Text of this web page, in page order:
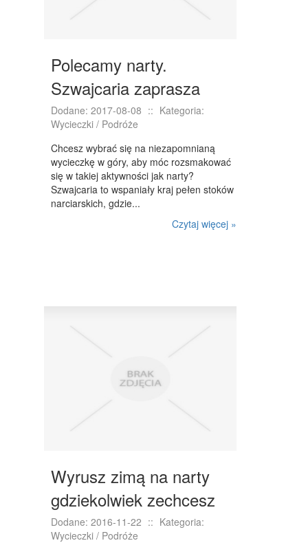
CHEMIA
ART. SPOŻYWCZE
MATERIAŁY EKSPLOATACYJNE
INNE SKLEPY
SPRZĘT
MASZYNY
NARZĘDZIA
USŁUGI MOTORYZACYJNE
MATERIAŁY REKLAMOWE
INNE AGENCJE
Polecamy narty.
Szwajcaria zaprasza
Dodane: 2017-08-08 :: Kategoria:
Wycieczki / Podróże
Chcesz wybrać się na niezapomnianą
wycieczkę w góry, aby móc rozsmakować
się w takiej aktywności jak narty?
Szwajcaria to wspaniały kraj pełen stoków
narciarskich, gdzie...
Czytaj więcej »
Wyrusz zimą na narty
gdziekolwiek zechcesz
Dodane: 2016-11-22 :: Kategoria:
Wycieczki / Podróże